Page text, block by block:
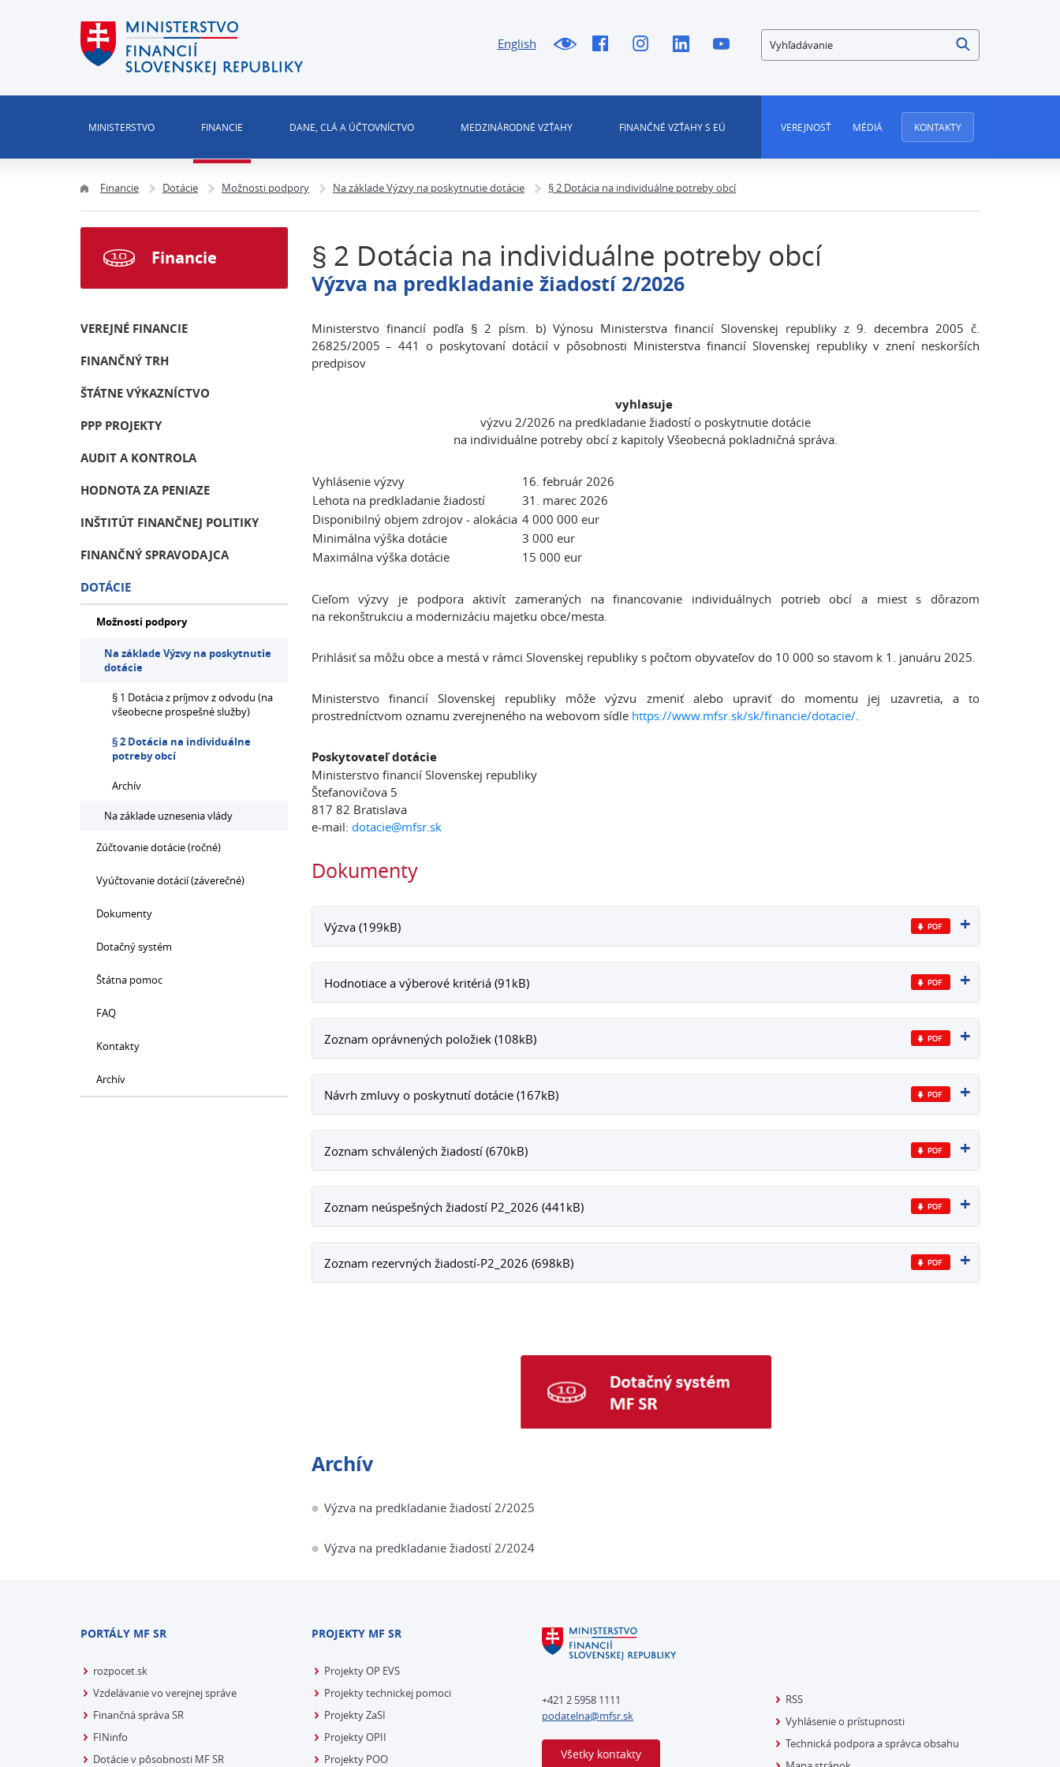
English Vyhľadávanie
MINISTERSTVO FINANCIE DANE, CLÁ A ÚČTOVNÍCTVO MEDZINÁRODNÉ VZŤAHY FINANČNÉ VZŤAHY S EÚ VEREJNOSŤ MÉDIÁ KONTAKTY
Financie Dotácie Možnosti podpory Na základe Výzvy na poskytnutie dotácie § 2 Dotácia na individuálne potreby obcí
§ 2 Dotácia na individuálne potreby obcí
Výzva na predkladanie žiadostí 2/2026
Ministerstvo financií podľa § 2 písm. b) Výnosu Ministerstva financií Slovenskej republiky z 9. decembra 2005 č.
26825/2005 – 441 o poskytovaní dotácií v pôsobnosti Ministerstva financií Slovenskej republiky v znení neskorších
predpisov
vyhlasuje
výzvu 2/2026 na predkladanie žiadostí o poskytnutie dotácie
na individuálne potreby obcí z kapitoly Všeobecná pokladničná správa.
Vyhlásenie výzvy
16. február 2026
Lehota na predkladanie žiadostí
31. marec 2026
Disponibilný objem zdrojov - alokácia 4 000 000 eur
Minimálna výška dotácie
3 000 eur
Maximálna výška dotácie
15 000 eur
Cieľom výzvy je podpora aktivít zameraných na financovanie individuálnych potrieb obcí a miest s dôrazom
na rekonštrukciu a modernizáciu majetku obce/mesta.
Prihlásiť sa môžu obce a mestá v rámci Slovenskej republiky s počtom obyvateľov do 10 000 so stavom k 1. januáru 2025.
Ministerstvo financií Slovenskej republiky môže výzvu zmeniť alebo upraviť do momentu jej uzavretia, a to
prostredníctvom oznamu zverejneného na webovom sídle https://www.mfsr.sk/sk/financie/dotacie/.
Poskytovateľ dotácie
Ministerstvo financií Slovenskej republiky
Štefanovičova 5
817 82 Bratislava
e-mail: dotacie@mfsr.sk
Dokumenty
Výzva (199kB)
Hodnotiace a výberové kritériá (91kB)
Zoznam oprávnených položiek (108kB)
Návrh zmluvy o poskytnutí dotácie (167kB)
Zoznam schválených žiadostí (670kB)
Zoznam neúspešných žiadostí P2_2026 (441kB)
Zoznam rezervných žiadostí-P2_2026 (698kB)
Archív
Výzva na predkladanie žiadostí 2/2025
Výzva na predkladanie žiadostí 2/2024
Financie
VEREJNÉ FINANCIE
FINANČNÝ TRH
ŠTÁTNE VÝKAZNÍCTVO
PPP PROJEKTY
AUDIT A KONTROLA
HODNOTA ZA PENIAZE
INŠTITÚT FINANČNEJ POLITIKY
FINANČNÝ SPRAVODAJCA
DOTÁCIE
Možnosti podpory
Na základe Výzvy na poskytnutie
dotácie
§ 1 Dotácia z príjmov z odvodu (na
všeobecne prospešné služby)
§ 2 Dotácia na individuálne
potreby obcí
Archív
Na základe uznesenia vlády
Zúčtovanie dotácie (ročné)
Vyúčtovanie dotácií (záverečné)
Dokumenty
Dotačný systém
Štátna pomoc
FAQ
Kontakty
Archív
PORTÁLY MF SR
rozpocet.sk
Vzdelávanie vo verejnej správe
Finančná správa SR
FINinfo
Dotácie v pôsobnosti MF SR
PROJEKTY MF SR
Projekty OP EVS
Projekty technickej pomoci
Projekty ZaSI
Projekty OPII
Projekty POO
+421 2 5958 1111
podatelna@mfsr.sk
Všetky kontakty
RSS
Vyhlásenie o prístupnosti
Technická podpora a správca obsahu